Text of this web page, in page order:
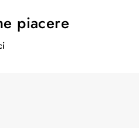
piacere